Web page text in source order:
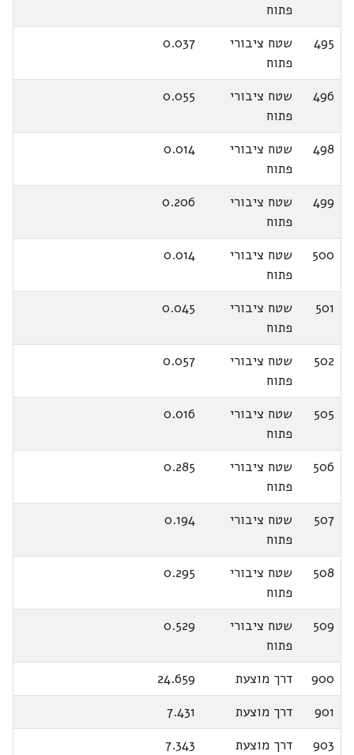
פתוח
495
שטח ציבורי
פתוח
0.037
496
שטח ציבורי
פתוח
0.055
498
שטח ציבורי
פתוח
0.014
499
שטח ציבורי
פתוח
0.206
500
שטח ציבורי
פתוח
0.014
501
שטח ציבורי
פתוח
0.045
502
שטח ציבורי
פתוח
0.057
505
שטח ציבורי
פתוח
0.016
506
שטח ציבורי
פתוח
0.285
507
שטח ציבורי
פתוח
0.194
508
שטח ציבורי
פתוח
0.295
509
שטח ציבורי
פתוח
0.529
900 דרך מוצעת
24.659
901
דרך מוצעת
7.431
903
דרך מוצעת
7.343